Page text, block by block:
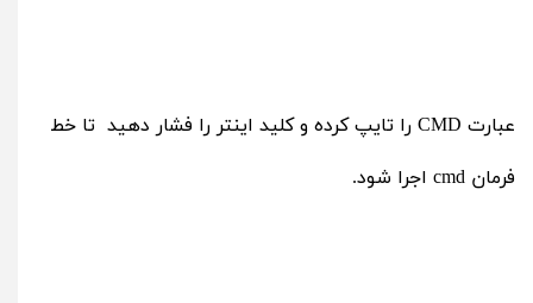
عبارت CMD را تایپ کرده و کلید اینتر را فشار دهید تا خط
فرمان cmd اجرا شود.